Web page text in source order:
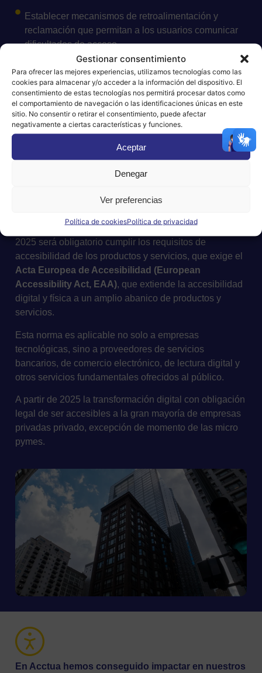
Gestionar consentimiento
Para ofrecer las mejores experiencias, utilizamos tecnologías como las
cookies para almacenar y/o acceder a la información del dispositivo. El
consentimiento de estas tecnologías nos permitirá procesar datos como
el comportamiento de navegación o las identificaciones únicas en este
sitio. No consentir o retirar el consentimiento, puede afectar
negativamente a ciertas características y funciones.
Aceptar
Denegar
Ver preferencias
Política de cookiesPolítica de privacidad
Establecer mecanismos de retroalimentación y
reclamación que permitan a los usuarios comunicar
dificultades de acceso.
En el ámbito de la empresa privada, a partir de junio de
2025 será obligatorio cumplir los requisitos de
accesibilidad de los productos y servicios, que exige el
Acta Europea de Accesibilidad (European
Accessibility Act, EAA), que extiende la accesibilidad
digital y física a un amplio abanico de productos y
servicios.
Esta norma es aplicable no solo a empresas
tecnológicas, sino a proveedores de servicios
bancarios, de comercio electrónico, de lectura digital y
otros servicios fundamentales ofrecidos al público.
A partir de 2025 la transformación digital con obligación
legal de ser accesibles a la gran mayoría de empresas
privadas privado, excepción de momento de las micro
pymes.
En Acctua hemos conseguido impactar en nuestros